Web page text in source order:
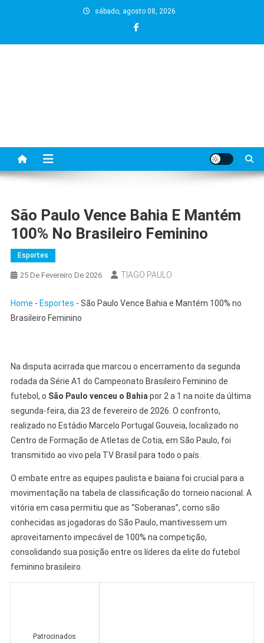
sábado, agosto 08, 2026
São Paulo Vence Bahia E Mantém
100% No Brasileiro Feminino
Esportes
25 De Fevereiro De 2026 TIAGO PAULO
Home - Esportes - São Paulo Vence Bahia e Mantém 100% no
Brasileiro Feminino
Na disputa acirrada que marcou o encerramento da segunda
rodada da Série A1 do Campeonato Brasileiro Feminino de
futebol, o São Paulo venceu o Bahia por 2 a 1 na noite da última
segunda-feira, dia 23 de fevereiro de 2026. O confronto,
realizado no Estádio Marcelo Portugal Gouveia, localizado no
Centro de Formação de Atletas de Cotia, em São Paulo, foi
transmitido ao vivo pela TV Brasil para todo o país.
O embate entre as equipes paulista e baiana foi crucial para a
movimentação na tabela de classificação do torneio nacional. A
vitória em casa permitiu que as “Soberanas”, como são
conhecidas as jogadoras do São Paulo, mantivessem um
aproveitamento impecável de 100% na competição,
consolidando sua posição entre os líderes da elite do futebol
feminino brasileiro.
Patrocinados